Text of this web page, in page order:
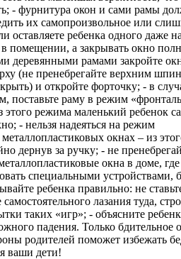
- фурнитура окон и сами рамы
их самопроизвольное или
оставляете ребенка одного даже
помещении, а закрывать окно
деревянными рамами закройте
(не пренебрегайте верхним
и откройте форточку; - в
поставьте раму в режим
этого режима маленький ребенок
- нельзя надеяться на режим
окнах – из
дернув за ручку; - не
окна в доме, где
специальными
ребенка правильно: не
лазания туда,
таких «игр»; - объясните
падения. Только бдительное
родителей поможет избежать
ваши дети!